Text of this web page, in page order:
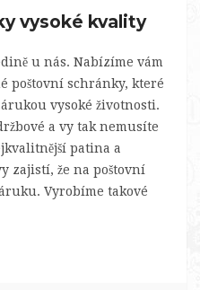
vysoké kvality
u nás. Nabízíme vám
poštovní schránky, které
vysoké životnosti.
a vy tak nemusíte
patina a
zajistí, že na poštovní
Vyrobíme takové